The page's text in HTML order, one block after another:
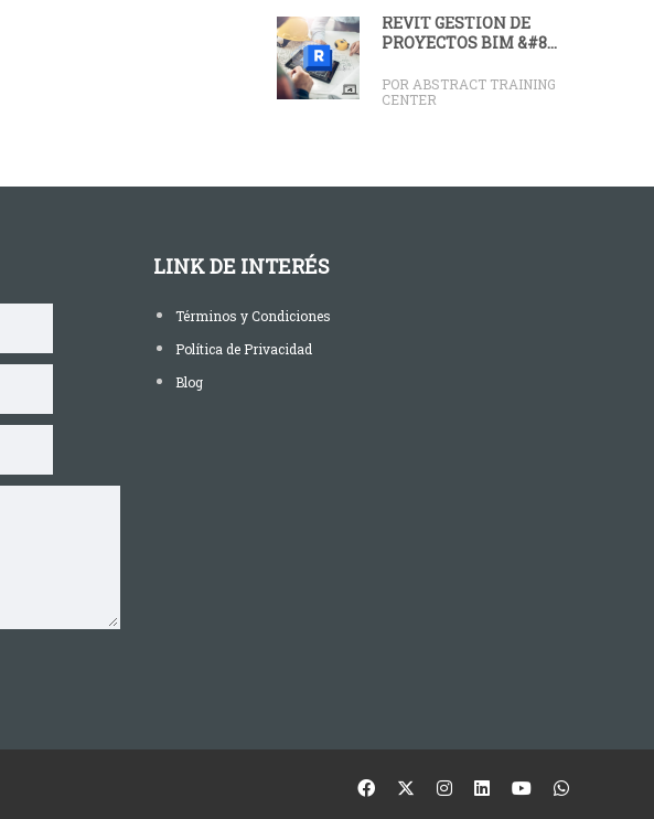
REVIT GESTIÓN DE
PROYECTOS BIM &#8...
POR ABSTRACT TRAINING
CENTER
LINK DE INTERÉS
Términos y Condiciones
Política de Privacidad
Blog